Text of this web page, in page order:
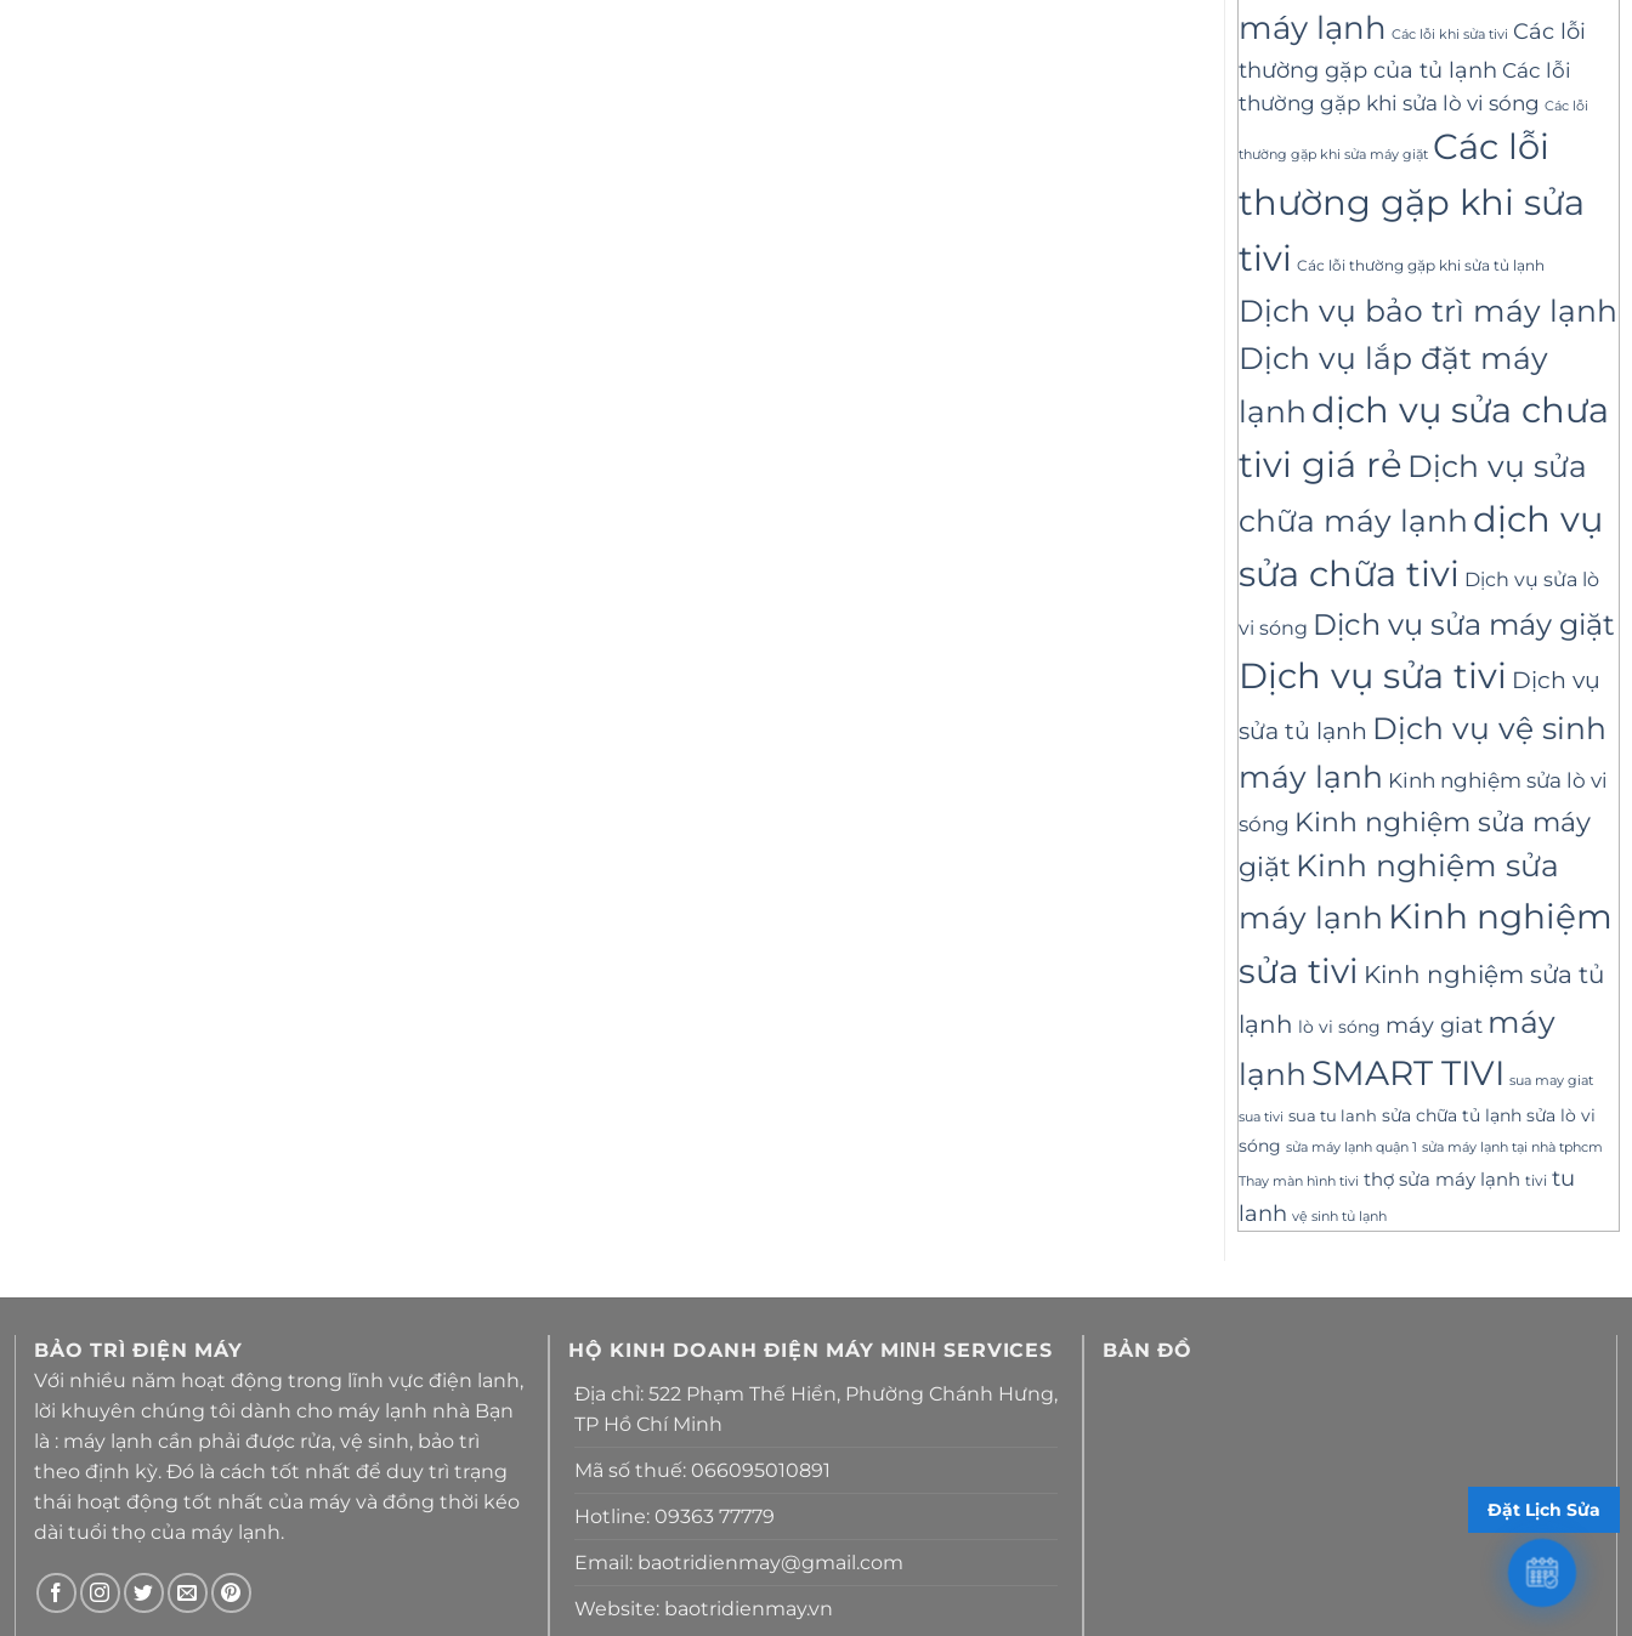
máy lạnh Các lỗi khi sửa tivi Các lỗi
thường gặp của tủ lạnh Các lỗi
thường gặp khi sửa lò vi sóng Các lỗi
thường gặp khi sửa máy giặt Các lỗi
thường gặp khi sửa
tivi Các lỗi thường gặp khi sửa tủ lạnh
Dịch vụ bảo trì máy lạnh
Dịch vụ lắp đặt máy
lạnh dịch vụ sửa chưa
tivi giá rẻ Dịch vụ sửa
chữa máy lạnh dịch vụ
sửa chữa tivi Dịch vụ sửa lò
vi sóng Dịch vụ sửa máy giặt
Dịch vụ sửa tivi Dịch vụ
sửa tủ lạnh Dịch vụ vệ sinh
máy lạnh Kinh nghiệm sửa lò vi
sóng Kinh nghiệm sửa máy
giặt Kinh nghiệm sửa
máy lạnh Kinh nghiệm
sửa tivi Kinh nghiệm sửa tủ
lạnh lò vi sóng máy giat máy
lạnh SMART TIVI sua may giat
sua tivi sua tu lanh sửa chữa tủ lạnh sửa lò vi
sóng sửa máy lạnh quận 1 sửa máy lạnh tại nhà tphcm
Thay màn hình tivi thợ sửa máy lạnh tivi tu
lanh vệ sinh tủ lạnh
BẢO TRÌ ĐIỆN MÁY
Với nhiều năm hoạt động trong lĩnh vực điện lanh,
lời khuyên chúng tôi dành cho máy lạnh nhà Bạn
là : máy lạnh cần phải được rửa, vệ sinh, bảo trì
theo định kỳ. Đó là cách tốt nhất để duy trì trạng
thái hoạt động tốt nhất của máy và đồng thời kéo
dài tuổi thọ của máy lạnh.
HỘ KINH DOANH ĐIỆN MÁY MΙΝΗ SERVICES
Địa chỉ: 522 Phạm Thế Hiển, Phường Chánh Hưng,
TP Hồ Chí Minh
Mã số thuế: 066095010891
Hotline: 09363 77779
Email: baotridienmay@gmail.com
Website: baotridienmay.vn
BẢN ĐỒ
Đặt Lịch Sửa